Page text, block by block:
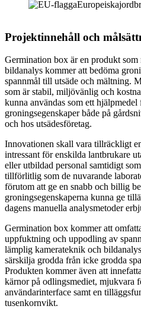
Projektinnehåll och
Germination box är en produkt som
bildanalys kommer att bedöma
spannmål till utsäde och mältning.
som är stabil, miljövänlig och
kunna användas som ett
groningsegenskaper både på
och hos utsädesföretag.
Innovationen skall vara tillräckligt
intressant för enskilda lantbrukare
eller utbildad personal samtidigt
tillförlitlig som de nuvarande
förutom att ge en snabb och billig
groningsegenskaperna kunna ge
dagens manuella analysmetoder
Germination box kommer att
uppfuktning och uppodling av
lämplig kamerateknik och
särskilja grodda från icke grodda
Produkten kommer även att
kärnor på odlingsmediet, mjukvara
användarinterface samt en
tusenkornvikt.